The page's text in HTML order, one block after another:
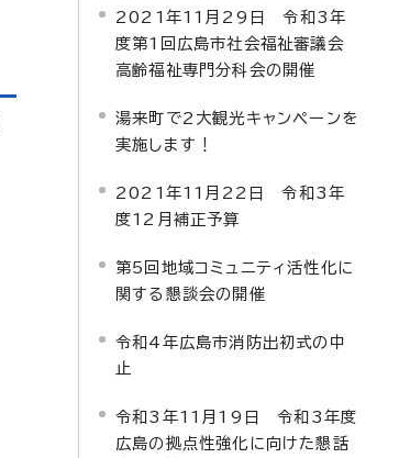
2021年11月29日 令和3年
度第1回広島市社会福祉審議会
高齢福祉専門分科会の開催
湯来町で2大観光キャンペーンを
実施します！
2021年11月22日 令和3年
度12月補正予算
第5回地域コミュニティ活性化に
関する懇談会の開催
令和4年広島市消防出初式の中
止
令和3年11月19日 令和3年度
広島の拠点性強化に向けた懇話